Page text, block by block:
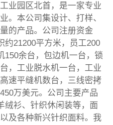
业园区北首，是一家专业
。本公司集设计、打样、
的产品。公司注册资金
约21200平方米，员工200
150余台，包边机一台，锁
，工业脱水机一台，工业
速平缝机数台，三线密拷
万美元。公司主要产品
绒衫、针织休闲装等，面
及各种新兴针织面料。我